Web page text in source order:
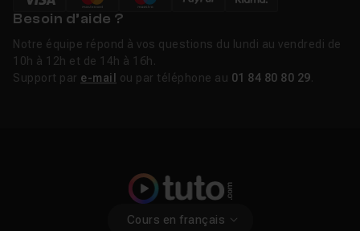
Besoin d’aide ?
Notre équipe répond à vos questions du lundi au vendredi de
10h à 12h et de 14h à 16h.
Support par e-mail ou par téléphone au 01 84 80 80 29
Cours en français